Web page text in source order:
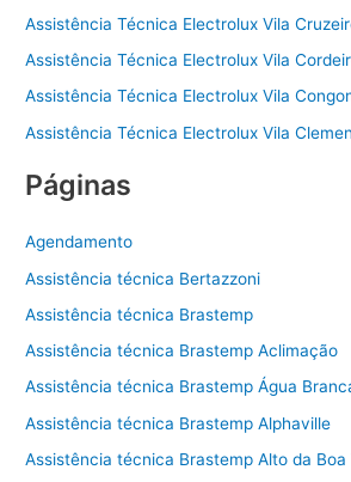
Assistência Técnica Electrolux Vila
Assistência Técnica Electrolux Vila
Assistência Técnica Electrolux Vila
Assistência Técnica Electrolux Vila
Páginas
Agendamento
Assistência técnica Bertazzoni
Assistência técnica Brastemp
Assistência técnica Brastemp Aclimação
Assistência técnica Brastemp Água
Assistência técnica Brastemp Alphaville
Assistência técnica Brastemp Alto da Boa